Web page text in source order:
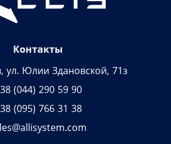
Контакты
ул. Юлии Здановской, 71з
(044) 290 59 90
(095) 766 31 38